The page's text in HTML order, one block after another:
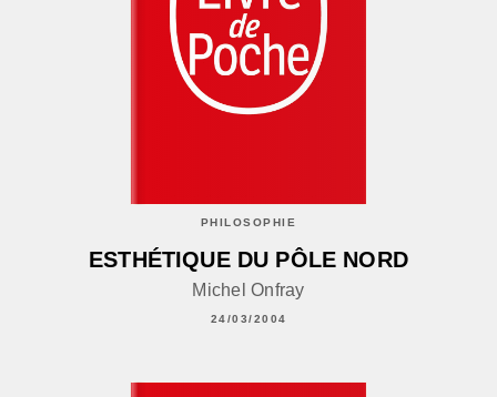
PHILOSOPHIE
ESTHÉTIQUE DU PÔLE NORD
Michel Onfray
24/03/2004